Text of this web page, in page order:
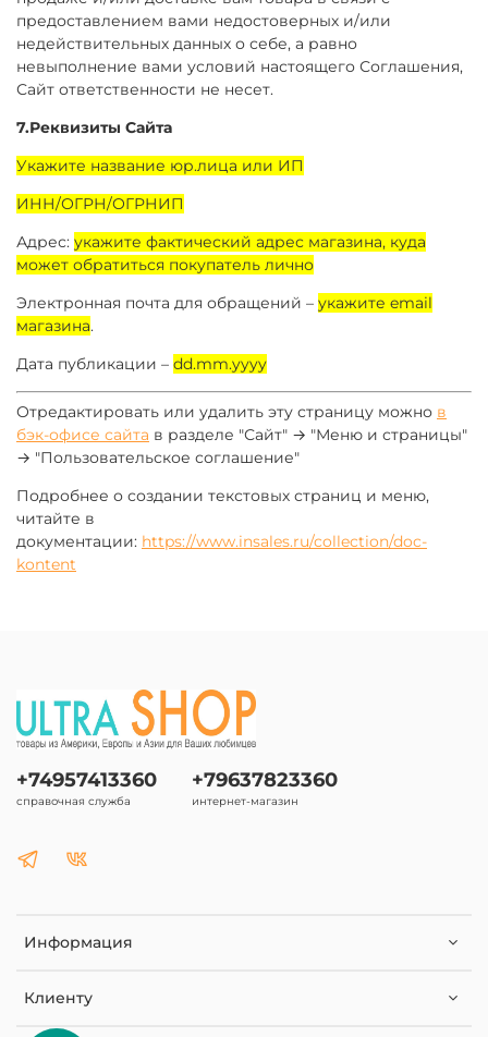
предоставлением вами недостоверных и/или
недействительных данных о себе, а равно
невыполнение вами условий настоящего Соглашения,
Сайт ответственности не несет.
7.Реквизиты Сайта
Укажите название юр.лица или ИП
ИНН/ОГРН/ОГРНИП
Адрес: укажите фактический адрес магазина, куда
может обратиться покупатель лично
Электронная почта для обращений – укажите email
магазина.
Дата публикации – dd.mm.yyyy
Отредактировать или удалить эту страницу можно в
бэк-офисе сайта в разделе "Сайт" → "Меню и страницы"
→ "Пользовательское соглашение"
Подробнее о создании текстовых страниц и меню,
читайте в
документации: https://www.insales.ru/collection/doc-
kontent
Информация
Клиенту
+74957413360
справочная служба
+79637823360
интернет-магазин